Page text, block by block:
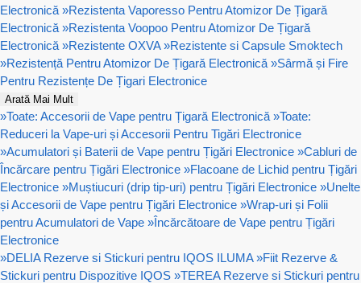
Electronică »Rezistenta Vaporesso Pentru Atomizor De Țigară
Electronică »Rezistenta Voopoo Pentru Atomizor De Țigară
Electronică »Rezistente OXVA »Rezistente si Capsule Smoktech
»Rezistență Pentru Atomizor De Țigară Electronică »Sârmă și Fire
Pentru Rezistențe De Țigari Electronice
Arată Mai Mult
»Toate: Accesorii de Vape pentru Țigară Electronică »Toate:
Reduceri la Vape-uri și Accesorii Pentru Tigări Electronice
»Acumulatori și Baterii de Vape pentru Țigări Electronice »Cabluri de
Încărcare pentru Țigări Electronice »Flacoane de Lichid pentru Țigări
Electronice »Muștiucuri (drip tip-uri) pentru Țigări Electronice »Unelte
și Accesorii de Vape pentru Țigări Electronice »Wrap-uri și Folii
pentru Acumulatori de Vape »Încărcătoare de Vape pentru Țigări
Electronice
»DELIA Rezerve si Stickuri pentru IQOS ILUMA »Fiit Rezerve &
Stickuri pentru Dispozitive IQOS »TEREA Rezerve si Stickuri pentru